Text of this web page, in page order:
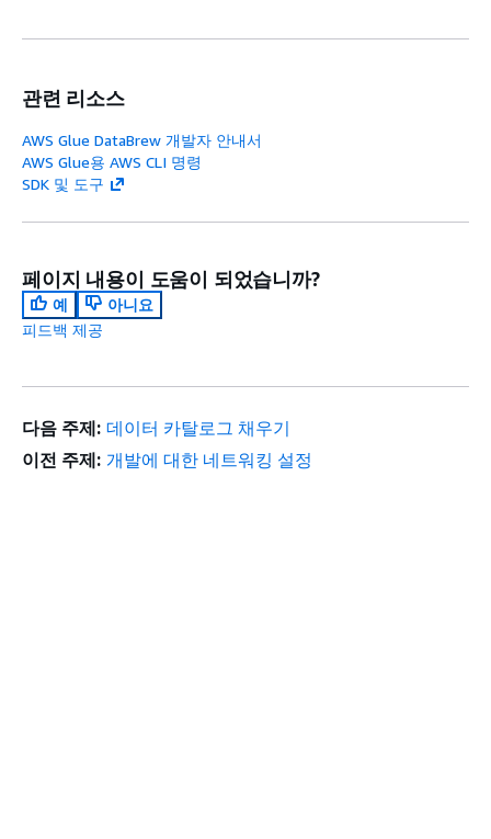
관련 리소스
AWS Glue DataBrew 개발자 안내서
AWS Glue용 AWS CLI 명령
SDK 및 도구
페이지 내용이 도움이 되었습니까?
예
아니요
피드백 제공
다음 주제: 데이터 카탈로그 채우기
이전 주제: 개발에 대한 네트워킹 설정